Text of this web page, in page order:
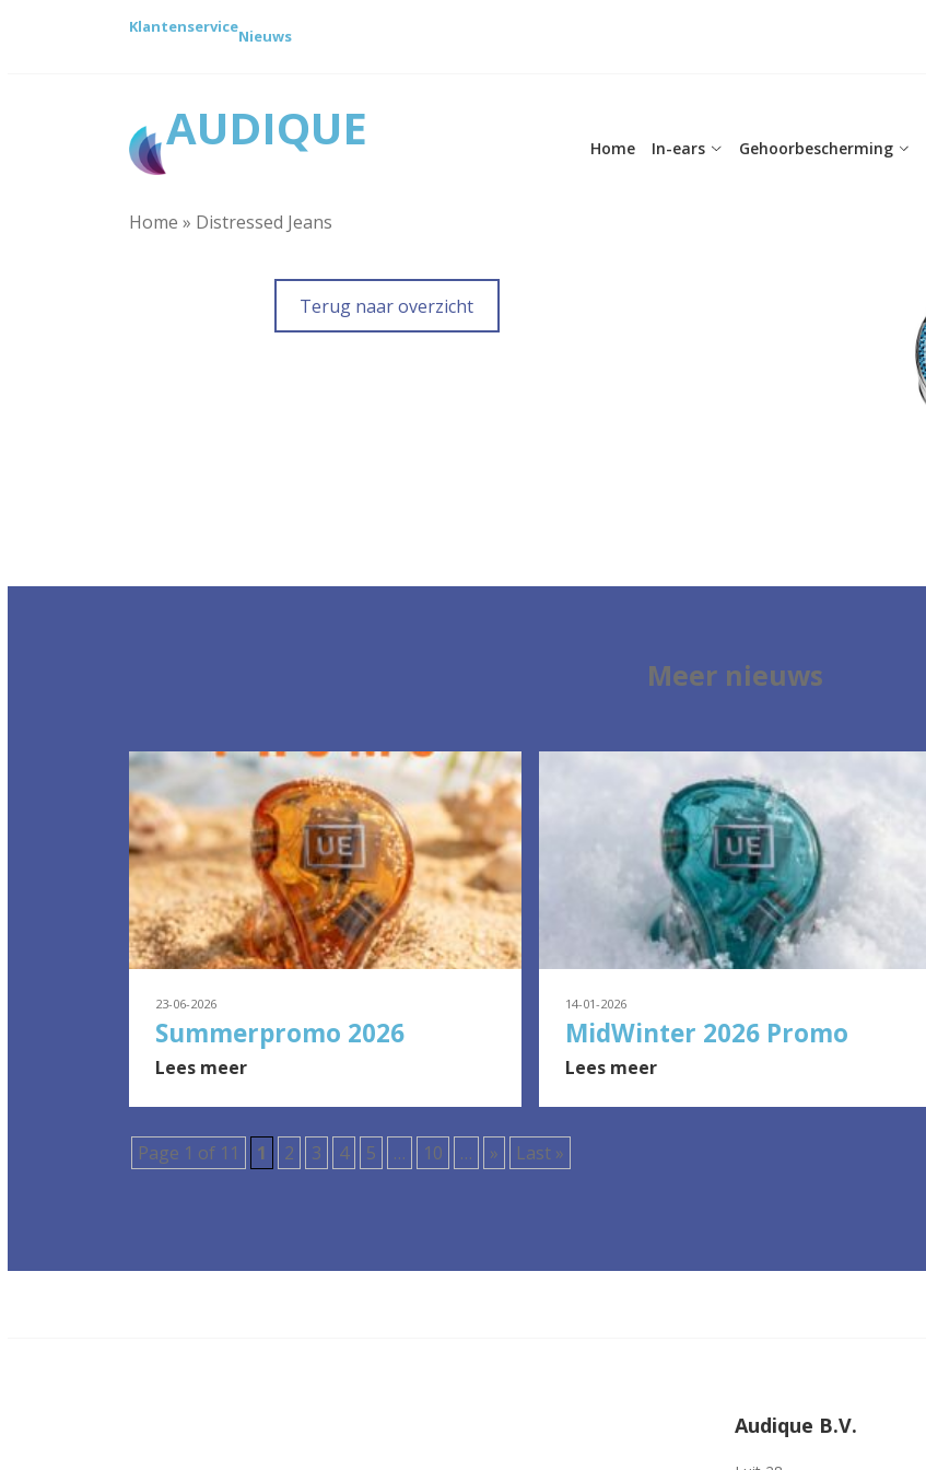
Klantenservice
Nieuws
AUDIQUE Home In-ears Gehoorbescherming
Home » Distressed Jeans
Terug naar overzicht
Meer nieuws
23-06-2026
Summerpromo 2026
Lees meer
14-01-2026
MidWinter 2026 Promo
Lees meer
Page 1 of 11 1 2 3 4 5 … 10 … » Last »
Audique B.V.